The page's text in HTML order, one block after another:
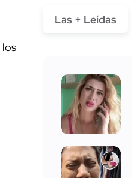
los
Las + Leídas